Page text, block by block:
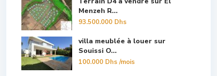
Menzeh R...
93.500.000 Dhs
villa meublée à louer sur
Souissi O...
100.000 Dhs/mois